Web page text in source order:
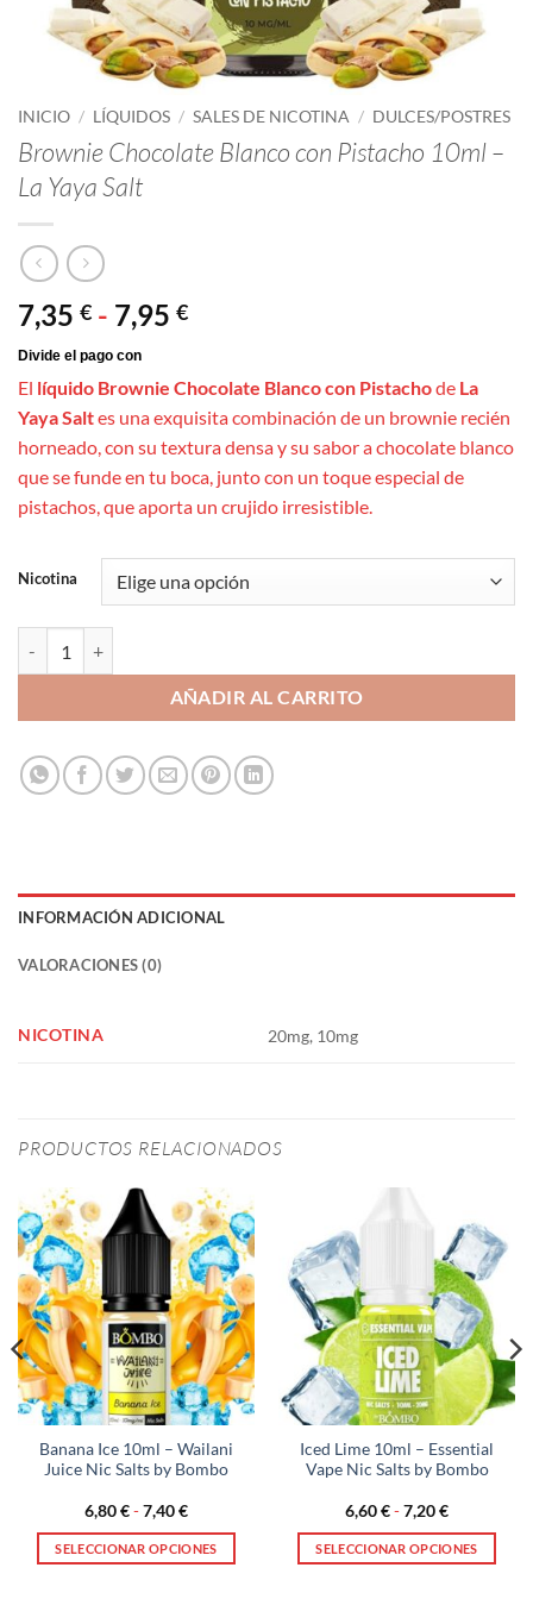
INICIO / LÍQUIDOS / SALES DE NICOTINA / DULCES/POSTRES
Brownie Chocolate Blanco con Pistacho 10ml –
La Yaya Salt
7,35 € - 7,95 €Rango
desde
7,35 €
hasta
7,95 €
El líquido Brownie Chocolate Blanco con Pistachode La
Yaya Saltes una exquisita combinación de un brownie recién
horneado, con su textura densa y su sabor a chocolate blanco
que se funde en tu boca, junto con un toque especial de
pistachos, que aporta un crujido irresistible.
Nicotina
AÑADIR AL CARRITO
INFORMACIÓN ADICIONAL
VALORACIONES (0)
NICOTINA 20mg, 10mg
PRODUCTOS RELACIONADOS
Banana Ice 10ml – Wailani
Juice Nic Salts by Bombo
6,80€-7,40€Rango
precios:
desde
SELECCIONAR OPCIONES
Iced Lime 10ml – Essential
Vape Nic Salts by Bombo
6,60€-7,20€Rango
precios:
desde
SELECCIONAR OPCIONES